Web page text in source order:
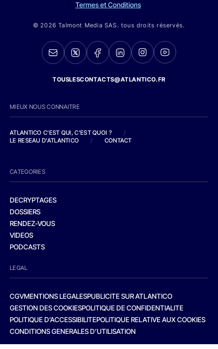
Termes et Conditions
© 2026 Talmont Media SAS. tous droits réservés.
TOUSLESCONTACTS@ATLANTICO.FR
MIEUX NOUS CONNAITRE
ATLANTICO C'EST QUI, C'EST QUOI ?
/
LE RESEAU D'ATLANTICO
/ CONTACT
CATEGORIES
DECRYPTAGES
DOSSIERS
RENDEZ-VOUS
VIDEOS
PODCASTS
LEGAL
CGVMENTIONS LEGALESPUBLICITE SUR ATLANTICO
GESTION DES COOKIESPOLITIQUE DE CONFIDENTIALITE
POLITIQUE D’ACCESSIBILITEPOLITIQUE RELATIVE AUX COOKIES
CONDITIONS GENERALES D’UTILISATION